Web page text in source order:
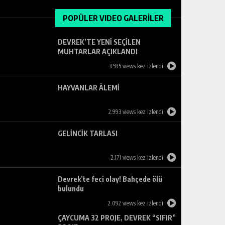
POPÜLER VIDEO GALERİLER
DEVREK’TE YENİ SEÇİLEN
MUHTARLAR AÇIKLANDI
3.595 views kez izlendi
HAYVANLAR ÂLEMİ
2.993 views kez izlendi
GELİNCİK TARLASI
2.171 views kez izlendi
Devrek’te feci olay! Bahçede ölü
bulundu
2.092 views kez izlendi
ÇAYCUMA 32 PROJE, DEVREK “SIFIR”